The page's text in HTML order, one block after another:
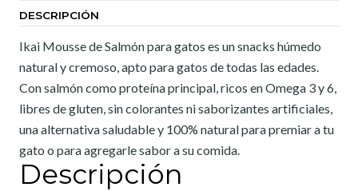
DESCRIPCIÓN
Ikai Mousse de Salmón para gatos es un snacks húmedo
natural y cremoso, apto para gatos de todas las edades.
Con salmón como proteína principal, ricos en Omega 3 y 6,
libres de gluten, sin colorantes ni saborizantes artificiales,
una alternativa saludable y 100% natural para premiar a tu
gato o para agregarle sabor a su comida.
Descripción